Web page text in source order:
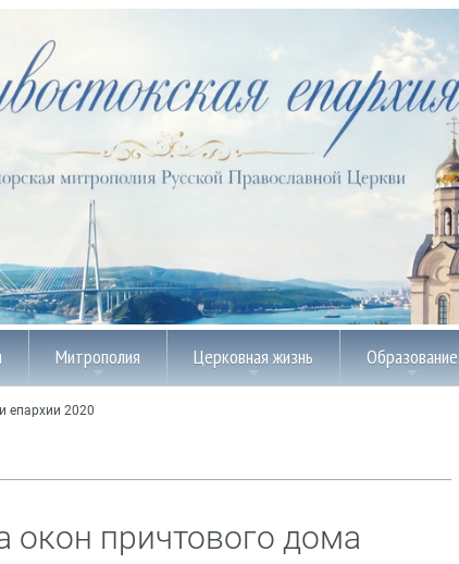
Митрополия Церковная жизнь Образование
епархии 2020
окон причтового дома